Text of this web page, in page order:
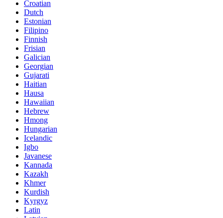
Croatian
Dutch
Estonian
Filipino
Finnish
Frisian
Galician
Georgian
Gujarati
Haitian
Hausa
Hawaiian
Hebrew
Hmong
Hungarian
Icelandic
Igbo
Javanese
Kannada
Kazakh
Khmer
Kurdish
Kyrgyz
Latin